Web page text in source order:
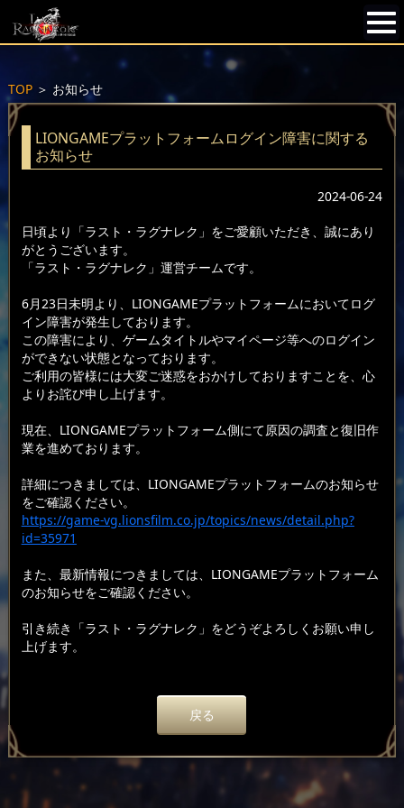
TOP＞ お知らせ
LIONGAMEプラットフォームログイン障害に関する
お知らせ
2024-06-24
日頃より「ラスト・ラグナレク」をご愛顧いただき、誠にあり
がとうございます。
「ラスト・ラグナレク」運営チームです。
6月23日未明より、LIONGAMEプラットフォームにおいてログ
イン障害が発生しております。
この障害により、ゲームタイトルやマイページ等へのログイン
ができない状態となっております。
ご利用の皆様には大変ご迷惑をおかけしておりますことを、心
よりお詫び申し上げます。
現在、LIONGAMEプラットフォーム側にて原因の調査と復旧作
業を進めております。
詳細につきましては、LIONGAMEプラットフォームのお知らせ
をご確認ください。
https://game-vg.lionsfilm.co.jp/topics/news/detail.php?
id=35971
また、最新情報につきましては、LIONGAMEプラットフォーム
のお知らせをご確認ください。
引き続き「ラスト・ラグナレク」をどうぞよろしくお願い申し
上げます。
戻る